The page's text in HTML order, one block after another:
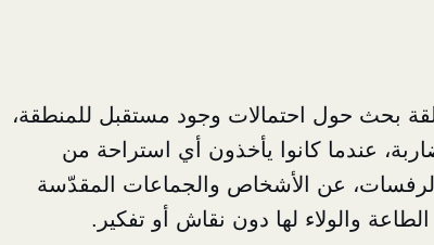
بحث حول احتمالات وجود مستقبل للمنطقة،
عندما كانوا يأخذون أي استراحة من
والرفسات، عن الأشخاص والجماعات المقدّسة
والولاء لها دون نقاش أو تفكير.